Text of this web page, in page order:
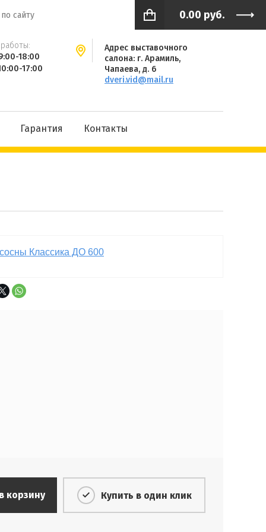
0.00 руб.
18:00
17:00
Адрес выставочного
салона: г. Арамиль,
Чапаева, д. 6
dveri.vid@mail.ru
Гарантия Контакты
корзину Купить в один клик